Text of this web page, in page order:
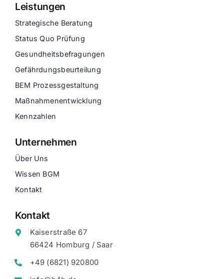
Leistungen
Strategische Beratung
Status Quo Prüfung
Gesundheitsbefragungen
Gefährdungsbeurteilung
BEM Prozessgestaltung
Maßnahmenentwicklung
Kennzahlen
Unternehmen
Über Uns
Wissen BGM
Kontakt
Kontakt
Kaiserstraße 67
66424 Homburg / Saar
+49 (6821) 920800